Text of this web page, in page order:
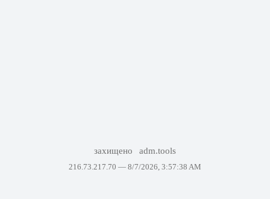
захищено adm.tools
216.73.217.70 — 8/7/2026, 3:57:38 AM